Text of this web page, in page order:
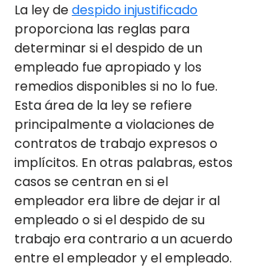
La ley de despido injustificado
proporciona las reglas para
determinar si el despido de un
empleado fue apropiado y los
remedios disponibles si no lo fue.
Esta área de la ley se refiere
principalmente a violaciones de
contratos de trabajo expresos o
implícitos. En otras palabras, estos
casos se centran en si el
empleador era libre de dejar ir al
empleado o si el despido de su
trabajo era contrario a un acuerdo
entre el empleador y el empleado.